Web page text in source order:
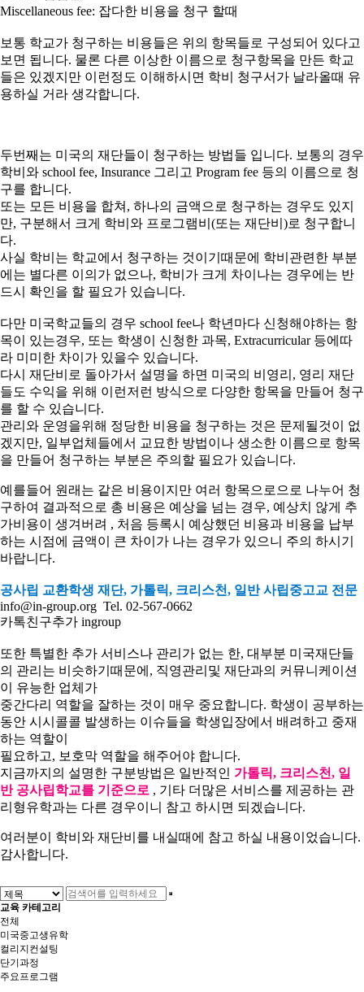
Miscellaneous fee: 잡다한 비용을 청구 할때
보통 학교가 청구하는 비용들은 위의 항목들로 구성되어 있다고
보면 됩니다. 물론 다른 이상한 이름으로 청구항목을 만든 학교
들은 있겠지만 이런정도 이해하시면 학비 청구서가 날라올때 유
용하실 거라 생각합니다.
두번째는 미국의 재단들이 청구하는 방법들 입니다. 보통의 경우
학비와 school fee, Insurance 그리고 Program fee 등의 이름으로 청
구를 합니다.
또는 모든 비용을 합쳐, 하나의 금액으로 청구하는 경우도 있지
만, 구분해서 크게 학비와 프로그램비(또는 재단비)로 청구합니
다.
사실 학비는 학교에서 청구하는 것이기때문에 학비관련한 부분
에는 별다른 이의가 없으나, 학비가 크게 차이나는 경우에는 반
드시 확인을 할 필요가 있습니다.
다만 미국학교들의 경우 school fee나 학년마다 신청해야하는 항
목이 있는경우, 또는 학생이 신청한 과목, Extracurricular 등에따
라 미미한 차이가 있을수 있습니다.
다시 재단비로 돌아가서 설명을 하면 미국의 비영리 , 영리 재단
들도 수익을 위해 이런저런 방식으로 다양한 항목을 만들어 청구
를 할 수 있습니다.
관리와 운영을위해 정당한 비용을 청구하는 것은 문제될것이 없
겠지만, 일부업체들에서 교묘한 방법이나 생소한 이름으로 항목
을 만들어 청구하는 부분은 주의할 필요가 있습니다.
예를들어 원래는 같은 비용이지만 여러 항목으로으로 나누어 청
구하여 결과적으로 총 비용은 예상을 넘는 경우, 예상치 않게 추
가비용이 생겨버려 , 처음 등록시 예상했던 비용과 비용을 납부
하는 시점에 금액이 큰 차이가 나는 경우가 있으니 주의 하시기
바랍니다.
공사립 교환학생 재단, 가톨릭, 크리스천, 일반 사립중고교 전 문
info@in-group.org Tel. 02-567-0662
카톡친구추가 ingroup
또한 특별한 추가 서비스나 관리가 없는 한, 대부분 미국재단들
의 관리는 비슷하기때문에, 직영관리및 재단과의 커뮤니케이션
이 유능한 업체가
중간다리 역할을 잘하는 것이 매우 중요합니다. 학생이 공부하는
동안 시시콜콜 발생하는 이슈들을 학생입장에서 배려하고 중재
하는 역할이
필요하고, 보호막 역할을 해주어야 합니다.
지금까지의 설명한 구분방법은 일반적인 가톨릭, 크리스천, 일
반 공사립학교를 기준으로 , 기타 더많은 서비스를 제공하는 관
리형유학과는 다른 경우이니 참고 하시면 되겠습니다.
여러분이 학비와 재단비를 내실때에 참고 하실 내용이었습니다.
감사합니다.
교육 카테고리
전체
미국중고생유학
컬리지컨설팅
단기과정
주요프로그램